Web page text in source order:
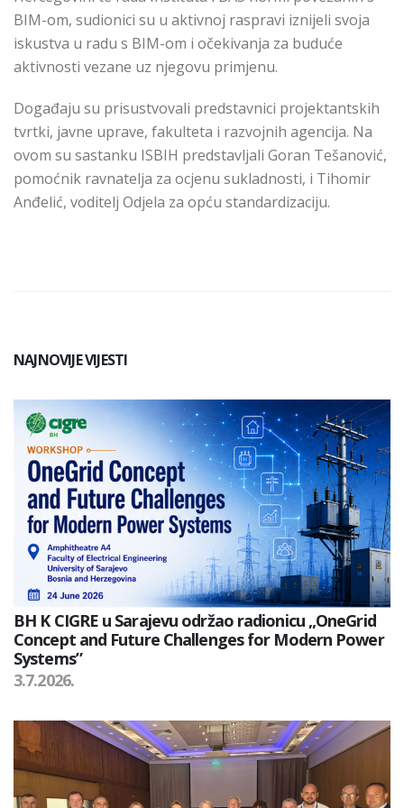
BIM-om, sudionici su u aktivnoj raspravi iznijeli svoja
iskustva u radu s BIM-om i očekivanja za buduće
aktivnosti vezane uz njegovu primjenu.
Događaju su prisustvovali predstavnici projektantskih
tvrtki, javne uprave, fakulteta i razvojnih agencija. Na
ovom su sastanku ISBIH predstavljali Goran Tešanović,
pomoćnik ravnatelja za ocjenu sukladnosti, i Tihomir
Anđelić, voditelj Odjela za opću standardizaciju.
NAJNOVIJE VIJESTI
BH K CIGRE u Sarajevu održao radionicu „OneGrid
Concept and Future Challenges for Modern Power
Systems”
3.7.2026.